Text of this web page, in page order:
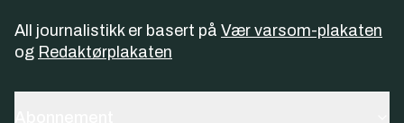
All journalistikk er basert på Vær varsom-plakaten
og Redaktørplakaten